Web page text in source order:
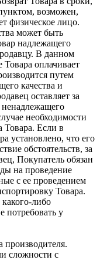
возможен,
физическое лицо.
может быть
надлежащего
В данном
Товара оплачивает
путем
качества и
оставляет за
необходимости
Товара. Если в
установлено, что его
обстоятельств, за
Покупатель обязан
на проведение
с ее проведением
Товара.
либо
потребовать у
производителя.
сложности с